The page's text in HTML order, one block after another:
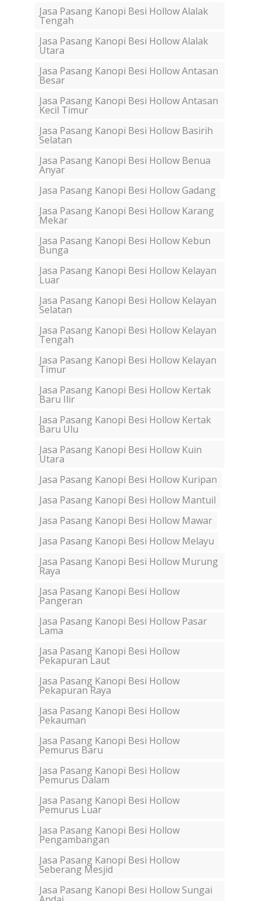
Jasa Pasang Kanopi Besi Hollow Alalak
Tengah
Jasa Pasang Kanopi Besi Hollow Alalak
Utara
Jasa Pasang Kanopi Besi Hollow Antasan
Besar
Jasa Pasang Kanopi Besi Hollow Antasan
Kecil Timur
Jasa Pasang Kanopi Besi Hollow Basirih
Selatan
Jasa Pasang Kanopi Besi Hollow Benua
Anyar
Jasa Pasang Kanopi Besi Hollow Gadang
Jasa Pasang Kanopi Besi Hollow Karang
Mekar
Jasa Pasang Kanopi Besi Hollow Kebun
Bunga
Jasa Pasang Kanopi Besi Hollow Kelayan
Luar
Jasa Pasang Kanopi Besi Hollow Kelayan
Selatan
Jasa Pasang Kanopi Besi Hollow Kelayan
Tengah
Jasa Pasang Kanopi Besi Hollow Kelayan
Timur
Jasa Pasang Kanopi Besi Hollow Kertak
Baru Ilir
Jasa Pasang Kanopi Besi Hollow Kertak
Baru Ulu
Jasa Pasang Kanopi Besi Hollow Kuin
Utara
Jasa Pasang Kanopi Besi Hollow Kuripan
Jasa Pasang Kanopi Besi Hollow Mantuil
Jasa Pasang Kanopi Besi Hollow Mawar
Jasa Pasang Kanopi Besi Hollow Melayu
Jasa Pasang Kanopi Besi Hollow Murung
Raya
Jasa Pasang Kanopi Besi Hollow
Pangeran
Jasa Pasang Kanopi Besi Hollow Pasar
Lama
Jasa Pasang Kanopi Besi Hollow
Pekapuran Laut
Jasa Pasang Kanopi Besi Hollow
Pekapuran Raya
Jasa Pasang Kanopi Besi Hollow
Pekauman
Jasa Pasang Kanopi Besi Hollow
Pemurus Baru
Jasa Pasang Kanopi Besi Hollow
Pemurus Dalam
Jasa Pasang Kanopi Besi Hollow
Pemurus Luar
Jasa Pasang Kanopi Besi Hollow
Pengambangan
Jasa Pasang Kanopi Besi Hollow
Seberang Mesjid
Jasa Pasang Kanopi Besi Hollow Sungai